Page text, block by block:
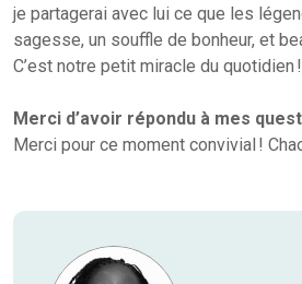
je partagerai avec lui ce que les
sagesse, un souffle de bonheur, et
C’est notre petit miracle du quotidien !
Merci d’avoir répondu à mes
Merci pour ce moment convivial !